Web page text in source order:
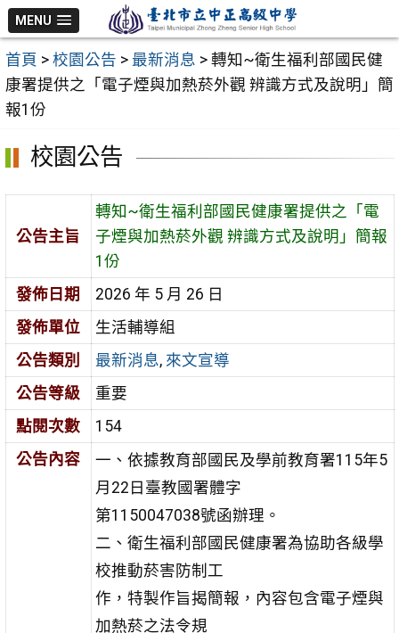
跳
至
主
要
內
MENU
首頁 > 校園公告 > 最新消息 > 轉知~衛生福利部國民健
康署提供之「電子煙與加熱菸外觀 辨識方式及說明」簡
報1份
校園公告
公告主旨
轉知~衛生福利部國民健康署提供之「電
子煙與加熱菸外觀 辨識方式及說明」簡報
1份
發佈日期
2026 年 5 月 26 日
發佈單位
生活輔導組
公告類別
最新消息, 來文宣導
公告等級
重要
點閱次數
154
公告內容
一、依據教育部國民及學前教育署115年5
月22日臺教國署體字
第1150047038號函辦理。
二、衛生福利部國民健康署為協助各級學
校推動菸害防制工
作，特製作旨揭簡報，內容包含電子煙與
加熱菸之法令規